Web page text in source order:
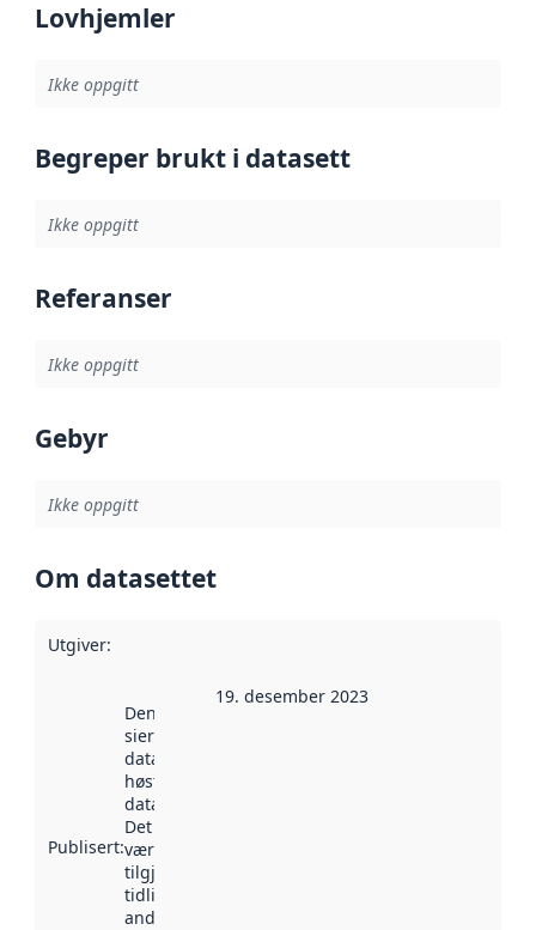
Lovhjemler
Ikke oppgitt
Begreper brukt i datasett
Ikke oppgitt
Referanser
Ikke oppgitt
Gebyr
Ikke oppgitt
Om datasettet
Utgiver:
Publisert:
Denne datoen
sier når
datasettet ble
høstet av
data.norge.no.
Det kan ha
vært
tilgjengelig
tidligere
andre steder.
19. desember 2023